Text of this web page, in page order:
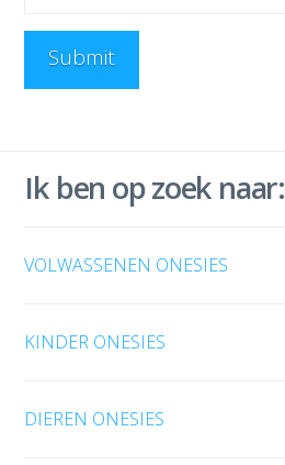
Ik ben op zoek naar:
VOLWASSENEN ONESIES
KINDER ONESIES
DIEREN ONESIES